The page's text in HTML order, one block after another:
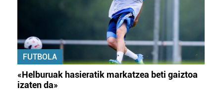
FUTBOLA
«Helburuak hasieratik markatzea beti gaiztoa
izaten da»